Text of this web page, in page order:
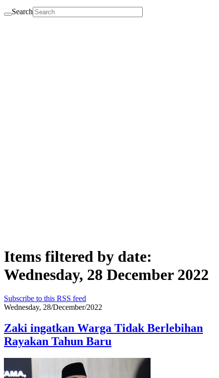
Search
Items filtered by date:
Wednesday, 28 December 2022
Subscribe to this RSS feed
Wednesday, 28/December/2022
Zaki ingatkan Warga Tidak Berlebihan
Rayakan Tahun Baru